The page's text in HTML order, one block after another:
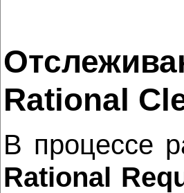
Rational
В процессе
Rational